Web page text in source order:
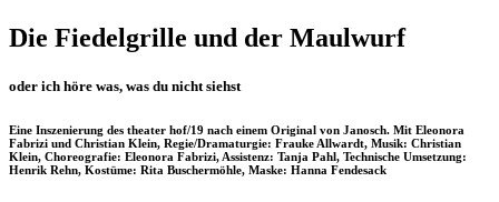
Die Fiedelgrille und der Maulwurf
oder ich höre was, was du nicht siehst
Eine Inszenierung des theater hof/19 nach einem Original von Janosch. Mit Eleonora
Fabrizi und Christian Klein, Regie/Dramaturgie: Frauke Allwardt, Musik: Christian
Klein, Choreografie: Eleonora Fabrizi, Assistenz: Tanja Pahl, Technische Umsetzung:
Henrik Rehn, Kostüme: Rita Buschermöhle, Maske: Hanna Fendesack